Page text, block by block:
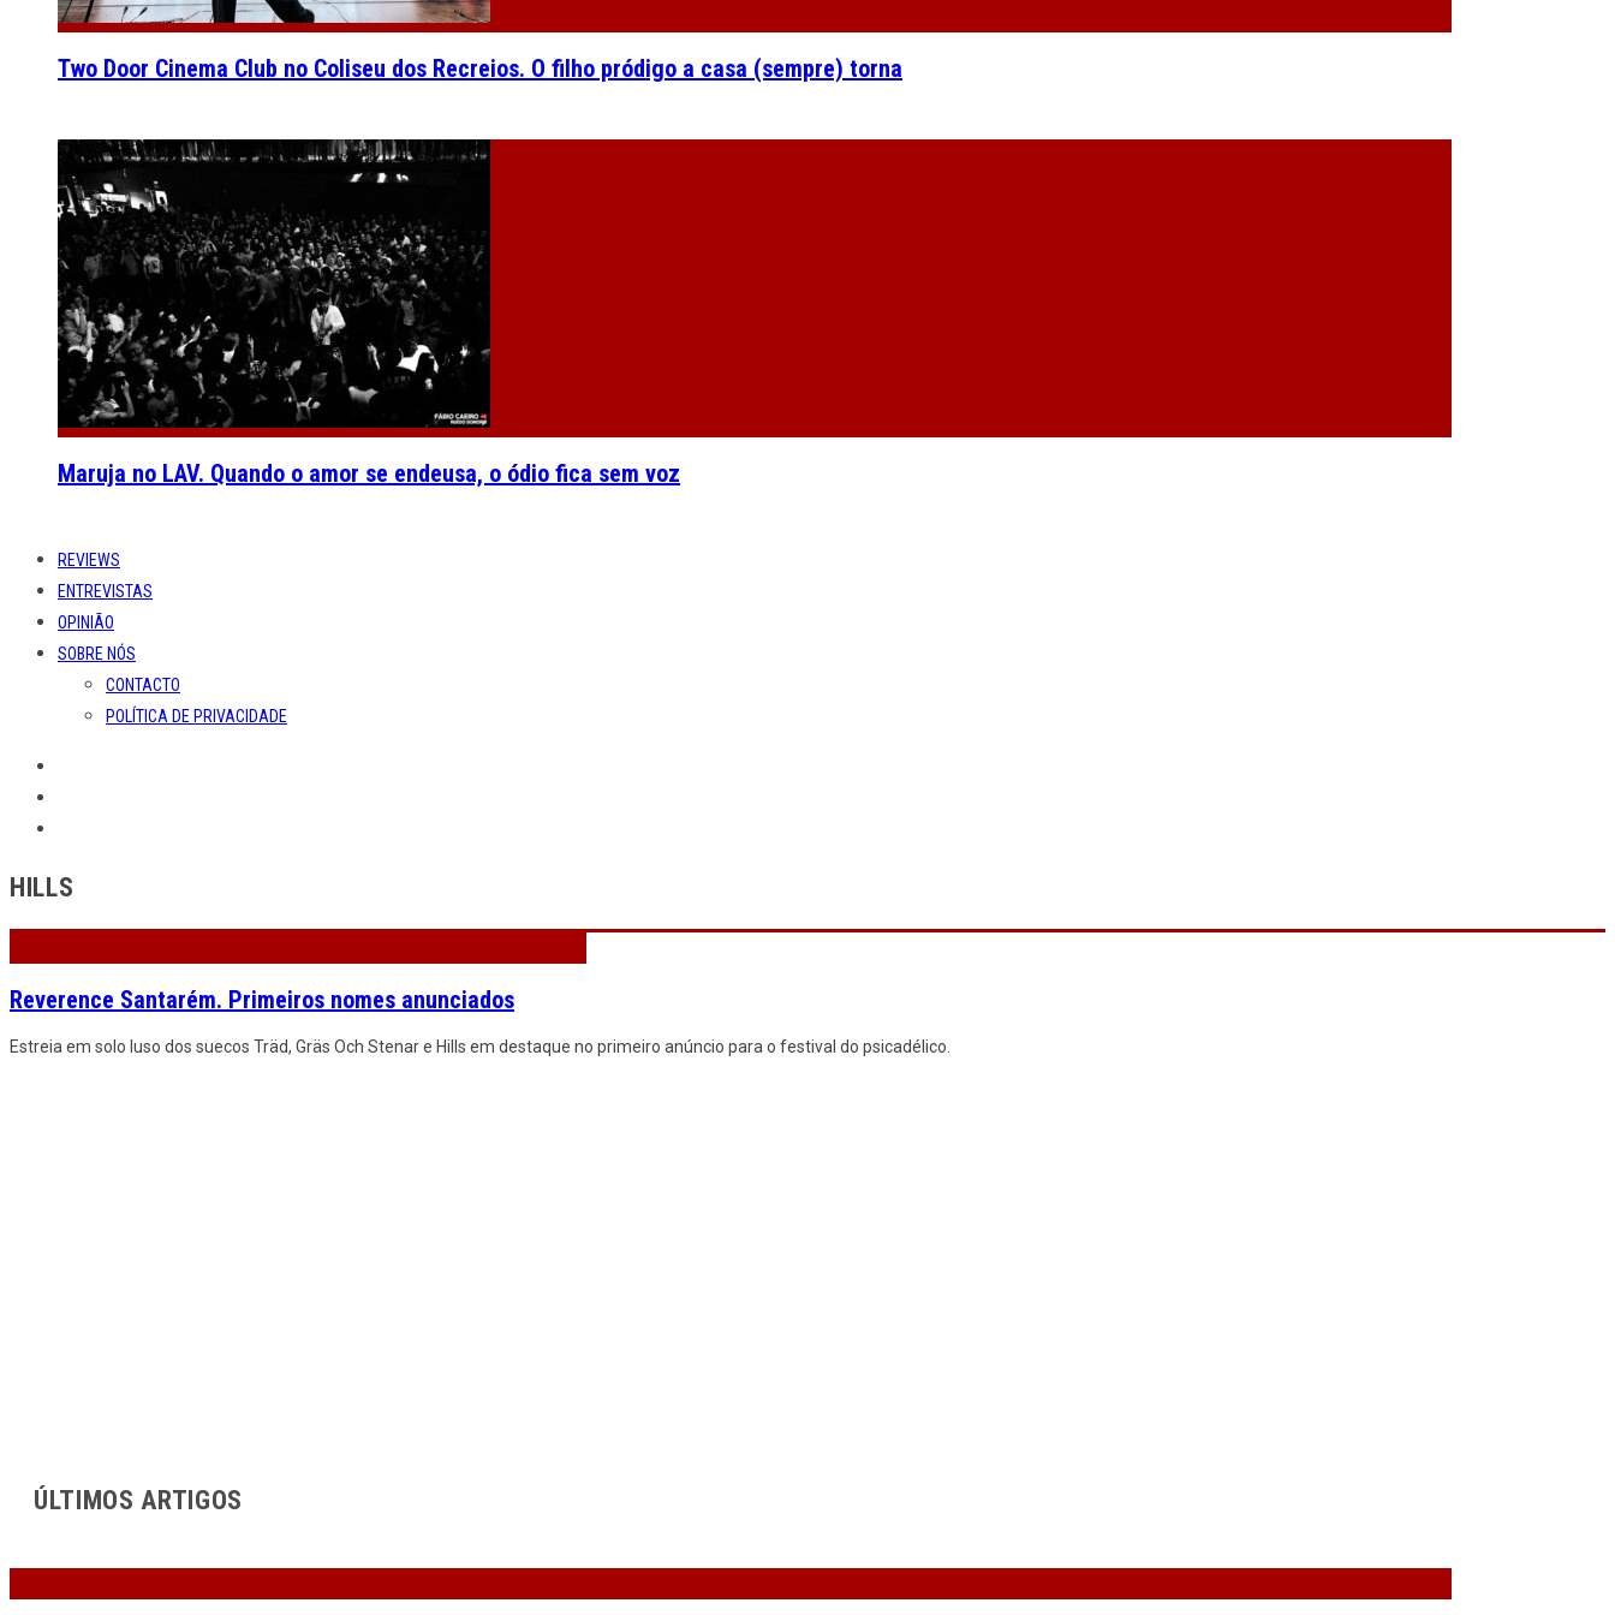
Two Door Cinema Club no Coliseu dos Recreios. O filho pródigo a casa (sempre) torna
Maruja no LAV. Quando o amor se endeusa, o ódio fica sem voz
REVIEWS
ENTREVISTAS
OPINIÃO
SOBRE NÓS
CONTACTO
POLÍTICA DE PRIVACIDADE
HILLS
Reverence Santarém. Primeiros nomes anunciados
Estreia em solo luso dos suecos Träd, Gräs Och Stenar e Hills em destaque no primeiro anúncio para o festival do psicadélico.
ÚLTIMOS ARTIGOS